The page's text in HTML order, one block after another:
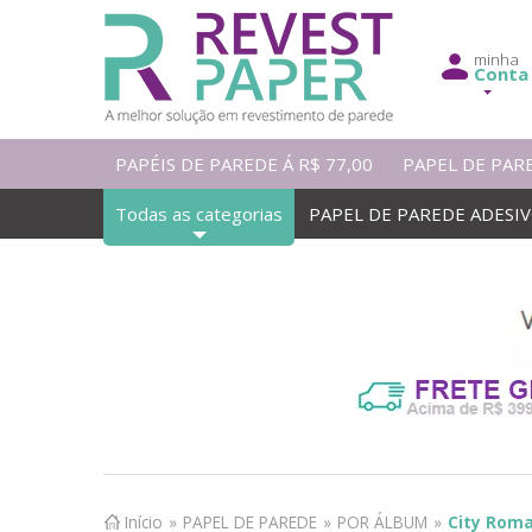
minha
Conta
PAPÉIS DE PAREDE Á R$ 77,00 PAPEL DE
Todas as categorias PAPEL DE PAREDE
Início » PAPEL DE PAREDE » POR ÁLBUM » City